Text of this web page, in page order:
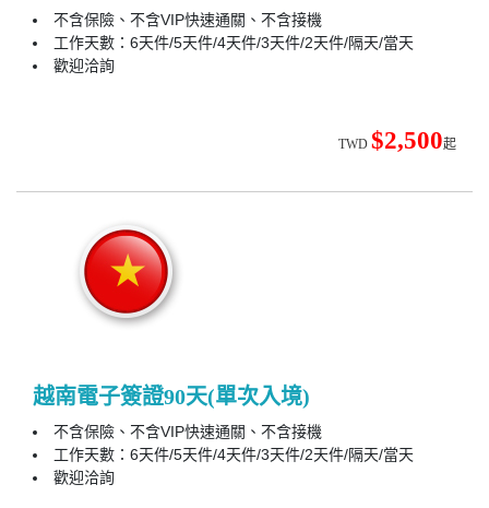
不含保險、不含VIP快速通關、不含接機
工作天數：6天件/5天件/4天件/3天件/2天件/隔天/當天
歡迎洽詢
TWD $2,500起
越南電子簽證90天(單次入境)
不含保險、不含VIP快速通關、不含接機
工作天數：6天件/5天件/4天件/3天件/2天件/隔天/當天
歡迎洽詢